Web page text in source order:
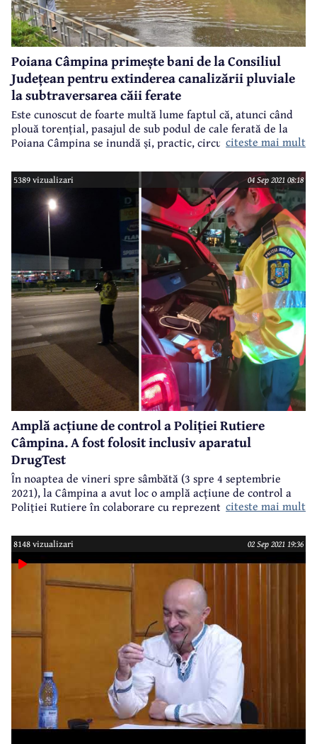
Poiana Câmpina primește bani de la Consiliul
Județean pentru extinderea canalizării pluviale
la subtraversarea căii ferate
Este cunoscut de foarte multă lume faptul că, atunci când
plouă torențial, pasajul de sub podul de cale ferată de la
Poiana Câmpina se inundă și, practic, circulația rutieră este
100E. În zona subtraversării căii ferate există o gură de
preluare a apelor pluviale, numai că aceasta nu face față
cantității mari de precipitații. Sunt câțiva ani buni de când
Primăria Poiana Câmpina trimite adrese la Consiliul
Județean Prahova pentru rezolvarea acestei probleme, iar
acum s-a primit și o veste bună.
citeste mai mult
5389 vizualizari 04 Sep 2021 08:18
Amplă acțiune de control a Poliției Rutiere
Câmpina. A fost folosit inclusiv aparatul
DrugTest
În noaptea de vineri spre sâmbătă (3 spre 4 septembrie
2021), la Câmpina a avut loc o amplă acțiune de control a
Poliției Rutiere în colaborare cu reprezentanții Registrului
pentru testarea conducătorilor auto la substanțe
psihoactive.
citeste mai mult
8148 vizualizari 02 Sep 2021 19:36